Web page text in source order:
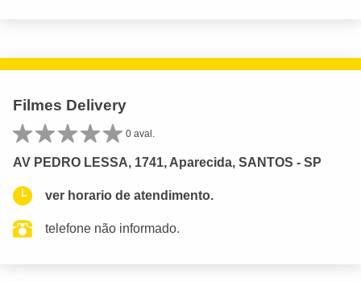
Filmes Delivery
0 aval.
AV PEDRO LESSA, 1741, Aparecida, SANTOS - SP
ver horario de atendimento.
telefone não informado.